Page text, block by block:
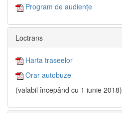
Program de audiențe
Loctrans
Harta traseelor
Orar autobuze
(valabil începând cu 1 iunie 2018)